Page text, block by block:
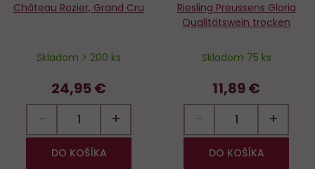
Château Rozier, Grand Cru
Skladom > 200 ks
24,95 €
− +
DO KOŠÍKA
Riesling Preussens Gloria
Qualitätswein trocken
Skladom 75 ks
11,89 €
− +
DO KOŠÍKA